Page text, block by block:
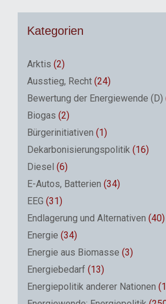
Kategorien
Arktis (2)
Ausstieg, Recht (24)
Bewertung der Energiewende (D)
Biogas (2)
Bürgerinitiativen (1)
Dekarbonisierungspolitik (16)
Diesel (6)
E-Autos, Batterien (34)
EEG (31)
Endlagerung und Alternativen (40)
Energie (34)
Energie aus Biomasse (3)
Energiebedarf (13)
Energiepolitik anderer Nationen